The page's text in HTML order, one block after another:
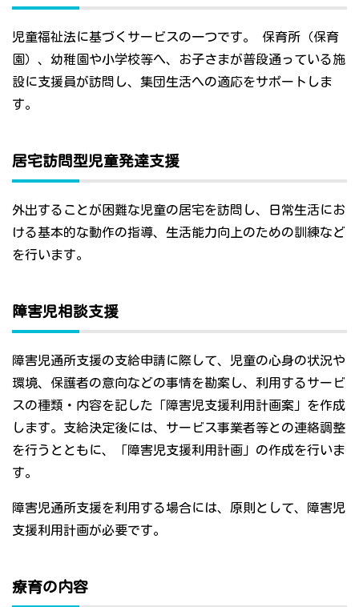
児童福祉法に基づくサービスの一つです。 保育所（保育
園）、幼稚園や小学校等へ、お子さまが普段通っている施
設に支援員が訪問し、集団生活への適応をサポートしま
す。
居宅訪問型児童発達支援
外出することが困難な児童の居宅を訪問し、日常生活にお
ける基本的な動作の指導、生活能力向上のための訓練など
を行います。
障害児相談支援
障害児通所支援の支給申請に際して、児童の心身の状況や
環境、保護者の意向などの事情を勘案し、利用するサービ
スの種類・内容を記した「障害児支援利用計画案」を作成
します。支給決定後には、サービス事業者等との連絡調整
を行うとともに、「障害児支援利用計画」の作成を行いま
す。
障害児通所支援を利用する場合には、原則として、障害児
支援利用計画が必要です。
療育の内容